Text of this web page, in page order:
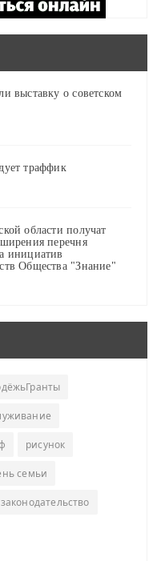
выставку о советском
траффик
области получат
перечня
инициатив
Общества "Знание"
рисунок
семьи